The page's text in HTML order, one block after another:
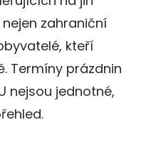
zahraniční
kteří
Termíny prázdnin
nejsou jednotné,